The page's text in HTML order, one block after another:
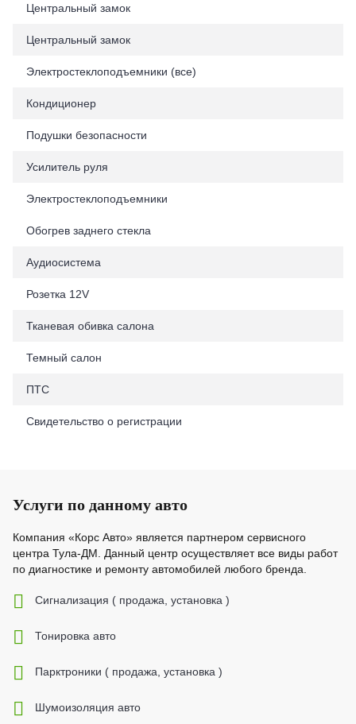
Центральный замок
Центральный замок
Электростеклоподъемники (все)
Кондиционер
Подушки безопасности
Усилитель руля
Электростеклоподъемники
Обогрев заднего стекла
Аудиосистема
Розетка 12V
Тканевая обивка салона
Темный салон
ПТС
Свидетельство о регистрации
Услуги по данному авто
Компания «Корс Авто» является партнером сервисного
центра Тула-ДМ. Данный центр осуществляет все виды работ
по диагностике и ремонту автомобилей любого бренда.
Cигнализация ( продажа, установка )
Тонировка авто
Парктроники ( продажа, установка )
Шумоизоляция авто